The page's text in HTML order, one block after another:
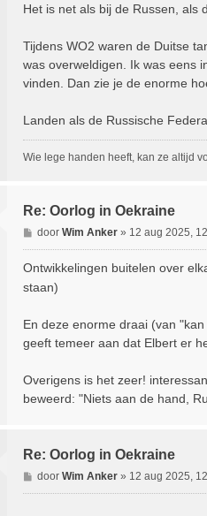
Het is net als bij de Russen, als
Tijdens WO2 waren de Duitse
was overweldigen. Ik was eens
vinden. Dan zie je de enorme
Landen als de Russische
Wie lege handen heeft, kan ze altijd
Re: Oorlog in Oekraine
B
e
c
t
door Wim Anker» 12 aug 2025,
Ontwikkelingen buitelen over
staan)
En deze enorme draai (van
geeft temeer aan dat Elbert er
Overigens is het zeer!
beweerd: "Niets aan de hand,
Re: Oorlog in Oekraine
B
e
door Wim Anker» 12 aug 2025,